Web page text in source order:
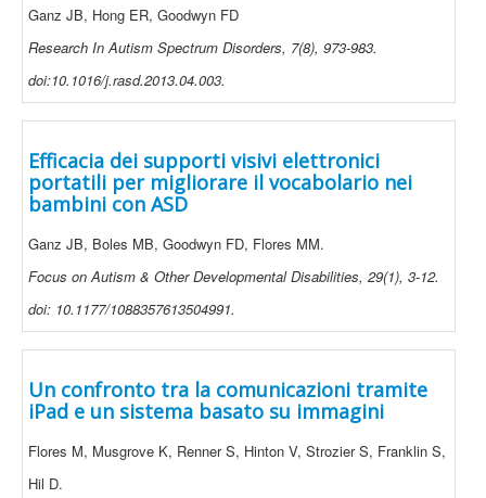
Ganz JB, Hong ER, Goodwyn FD
Research In Autism Spectrum Disorders, 7(8), 973-983.
doi:10.1016/j.rasd.2013.04.003.
Efficacia dei supporti visivi elettronici
portatili per migliorare il vocabolario nei
bambini con ASD
Ganz JB, Boles MB, Goodwyn FD, Flores MM.
Focus on Autism & Other Developmental Disabilities, 29(1), 3-12.
doi: 10.1177/1088357613504991.
Un confronto tra la comunicazioni tramite
iPad e un sistema basato su immagini
Flores M, Musgrove K, Renner S, Hinton V, Strozier S, Franklin S,
Hil D.